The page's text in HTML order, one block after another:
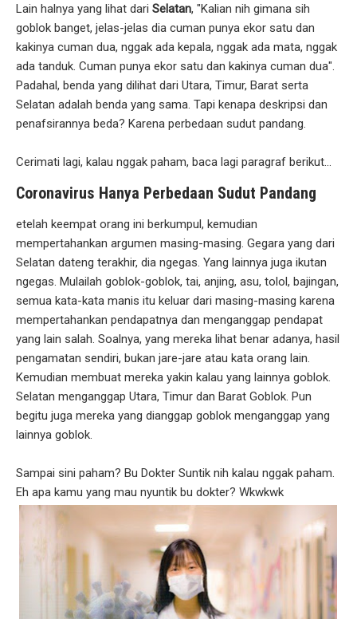
Lain halnya yang lihat dariSelatan, "Kalian nih gimana sih
goblok banget, jelas-jelas dia cuman punya ekor satu dan
kakinya cuman dua, nggak ada kepala, nggak ada mata, nggak
ada tanduk. Cuman punya ekor satu dan kakinya cuman dua".
Padahal, benda yang dilihat dari Utara, Timur, Barat serta
Selatan adalah benda yang sama. Tapi kenapa deskripsi dan
penafsirannya beda? Karena perbedaan sudut pandang.
Cerimati lagi, kalau nggak paham, baca lagi paragraf berikut...
Coronavirus Hanya Perbedaan Sudut Pandang
etelah keempat orang ini berkumpul, kemudian
mempertahankan argumen masing-masing. Gegara yang dari
Selatan dateng terakhir, dia ngegas. Yang lainnya juga ikutan
ngegas. Mulailah goblok-goblok, tai, anjing, asu, tolol, bajingan,
semua kata-kata manis itu keluar dari masing-masing karena
mempertahankan pendapatnya dan menganggap pendapat
yang lain salah. Soalnya, yang mereka lihat benar adanya, hasil
pengamatan sendiri, bukan jare-jare atau kata orang lain.
Kemudian membuat mereka yakin kalau yang lainnya goblok.
Selatan menganggap Utara, Timur dan Barat Goblok. Pun
begitu juga mereka yang dianggap goblok menganggap yang
lainnya goblok.
Sampai sini paham? Bu Dokter Suntik nih kalau nggak paham.
Eh apa kamu yang mau nyuntik bu dokter? Wkwkwk